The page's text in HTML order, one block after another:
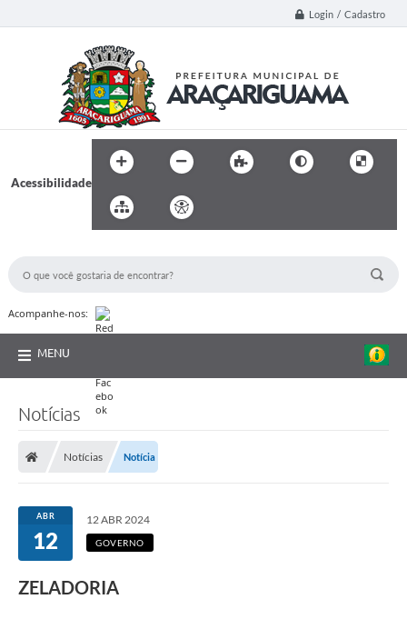
Login / Cadastro
Acessibilidade
Acompanhe-nos:
MENU
Notícias
Notícias Notícia
ABR
12
12 ABR 2024
GOVERNO
ZELADORIA